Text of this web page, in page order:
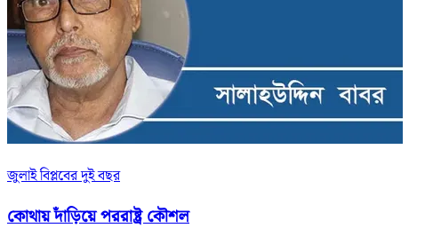
জুলাই বিপ্লবের দুই বছর
কোথায় দাঁড়িয়ে পররাষ্ট্র কৌশল